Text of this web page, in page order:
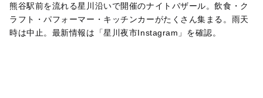
熊谷駅前を流れる星川沿いで開催のナイトバザール。飲食・ク
ラフト・パフォーマー・キッチンカーがたくさん集まる。雨天
時は中止。最新情報は「星川夜市Instagram」を確認。